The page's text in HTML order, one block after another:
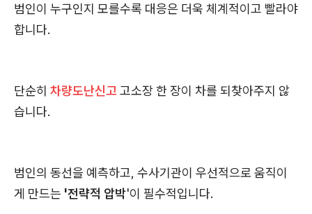
범인이 누구인지 모를수록 대응은 더욱 체계적이고 빨라야
합니다.
단순히 차량도난신고고소장 한 장이 차를 되찾아주지 않
습니다.
범인의 동선을 예측하고, 수사기관이 우선적으로 움직이
게 만드는 '전략적 압박'이 필수적입니다.